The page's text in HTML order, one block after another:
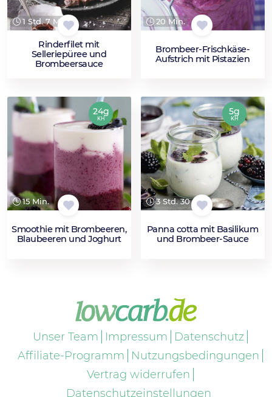
1 Std. 7 Min.
Rinderfilet mit
Selleriepüree und
Brombeersauce
20 Min.
Brombeer-Frischkäse-
Aufstrich mit Pistazien
15 Min.
Smoothie mit Brombeeren,
Blaubeeren und Joghurt
24g
KH
3 Std. 30 Min.
Panna cotta mit Basilikum
und Brombeer-Sauce
5g
KH
Unser Team Impressum
Datenschutz
Affiliate-Programm
Nutzungsbedingungen
Vertrag widerrufen
Datenschutzeinstellungen